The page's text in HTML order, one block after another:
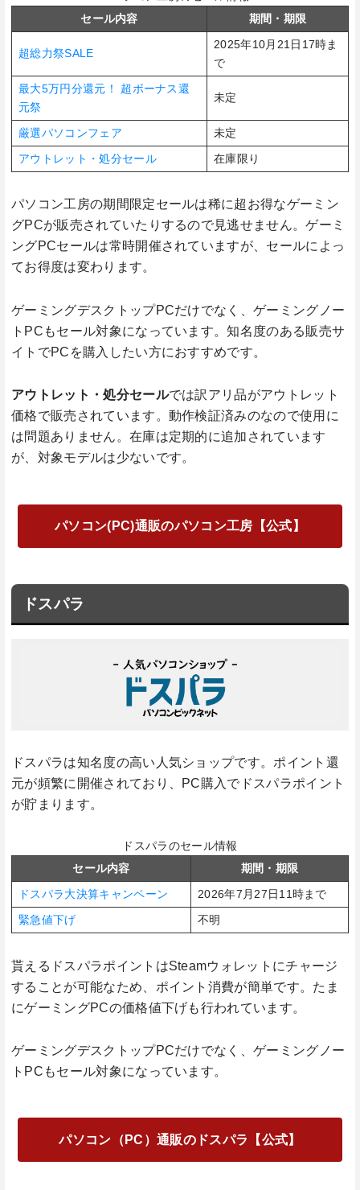
セール内容
期間・期限
超総力祭SALE
2025年10月21日17時ま
で
最大5万円分還元！ 超ボーナス還
元祭
未定
厳選パソコンフェア
未定
アウトレット・処分セール
在庫限り
パソコン工房の期間限定セールは稀に超お得なゲーミン
グPCが販売されていたりするので見逃せません。ゲーミ
ングPCセールは常時開催されていますが、セールによっ
てお得度は変わります。
ゲーミングデスクトップPCだけでなく、ゲーミングノー
トPCもセール対象になっています。知名度のある販売サ
イトでPCを購入したい方におすすめです。
アウトレット・処分セールでは訳アリ品がアウトレット
価格で販売されています。動作検証済みのなので使用に
は問題ありません。在庫は定期的に追加されています
が、対象モデルは少ないです。
パソコン(PC)通販のパソコン工房【公式】
ドスパラ
ドスパラは知名度の高い人気ショップです。ポイント還
元が頻繁に開催されており、PC購入でドスパラポイント
が貯まります。
ドスパラのセール情報
セール内容
期間・期限
ドスパラ大決算キャンペーン
2026年7月27日11時まで
緊急値下げ
不明
貰えるドスパラポイントはSteamウォレットにチャージ
することが可能なため、ポイント消費が簡単です。たま
にゲーミングPCの価格値下げも行われています。
ゲーミングデスクトップPCだけでなく、ゲーミングノー
トPCもセール対象になっています。
パソコン（PC）通販のドスパラ【公式】